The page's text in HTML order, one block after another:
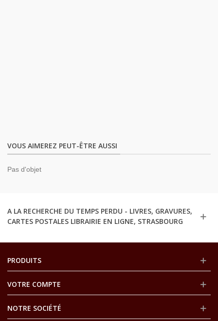
VOUS AIMEREZ PEUT-ÊTRE AUSSI
Pas d'objet
A LA RECHERCHE DU TEMPS PERDU - LIVRES, GRAVURES,
CARTES POSTALES LIBRAIRIE EN LIGNE, STRASBOURG
PRODUITS
VOTRE COMPTE
NOTRE SOCIÉTÉ